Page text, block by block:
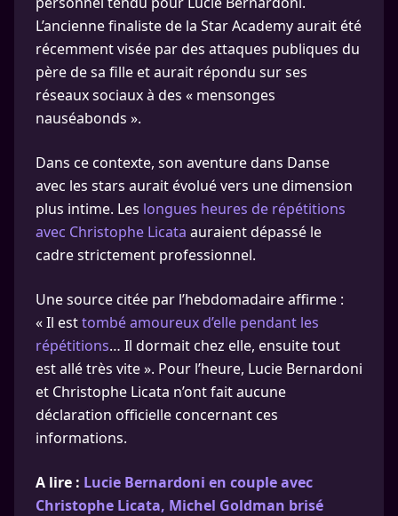
L’ancienne finaliste de la Star Academy aurait été
récemment visée par des attaques publiques du
père de sa fille et aurait répondu sur ses
réseaux sociaux à des « mensonges
nauséabonds ».
Dans ce contexte, son aventure dans Danse
avec les stars aurait évolué vers une dimension
plus intime. Les longues heures de répétitions
avec Christophe Licata auraient dépassé le
cadre strictement professionnel.
Une source citée par l’hebdomadaire affirme :
« Il esttombé amoureux d’elle pendant les
répétitions… Il dormait chez elle, ensuite tout
est allé très vite ». Pour l’heure, Lucie Bernardoni
et Christophe Licata n’ont fait aucune
déclaration officielle concernant ces
informations.
A lire : Lucie Bernardoni en couple avec
Christophe Licata, Michel Goldman brisé